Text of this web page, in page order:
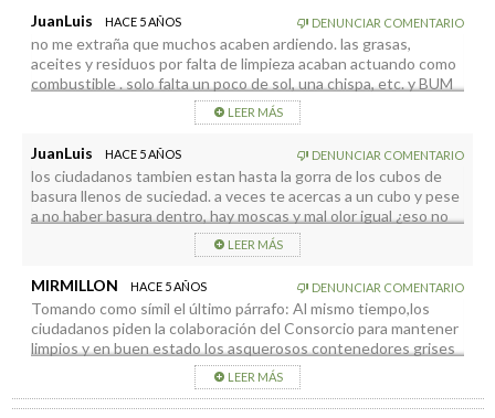
JuanLuis HACE 5 AÑOS DENUNCIAR COMENTARIO
no me extraña que muchos acaben ardiendo. las grasas,
aceites y residuos por falta de limpieza acaban actuando como
combustible . solo falta un poco de sol, una chispa, etc. y BUM
LEER MÁS
JuanLuis HACE 5 AÑOS DENUNCIAR COMENTARIO
los ciudadanos tambien estan hasta la gorra de los cubos de
basura llenos de suciedad. a veces te acercas a un cubo y pese
a no haber basura dentro, hay moscas y mal olor igual ¿eso no
es una pista clara de que se deben limpiar? ¿quien toma estas
decisiones y como es que conserva su trabajo? ?
LEER MÁS
MIRMILLON HACE 5 AÑOS DENUNCIAR COMENTARIO
Tomando como símil el último párrafo: Al mismo tiempo,los
ciudadanos piden la colaboración del Consorcio para mantener
limpios y en buen estado los asquerosos contenedores grises
muchos de ellos llevan años sin ser lavados ni por dentro ni por
fuera, generando un repulsivo olor a su alrredeor. Caso de los
dos situados en la plaza del Teatro Chico donde se sientan
LEER MÁS